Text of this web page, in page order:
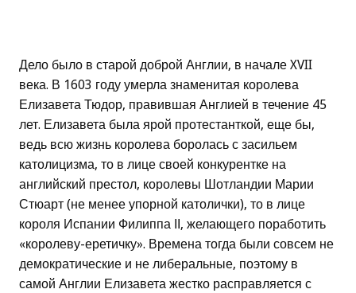
Дело было в старой доброй Англии, в начале XVII
века. В 1603 году умерла знаменитая королева
Елизавета Тюдор, правившая Англией в течение 45
лет. Елизавета была ярой протестанткой, еще бы,
ведь всю жизнь королева боролась с засильем
католицизма, то в лице своей конкурентке на
английский престол, королевы Шотландии Марии
Стюарт (не менее упорной католички), то в лице
короля Испании Филиппа ІІ, желающего поработить
«королеву-еретичку». Времена тогда были совсем не
демократические и не либеральные, поэтому в
самой Англии Елизавета жестко расправляется с